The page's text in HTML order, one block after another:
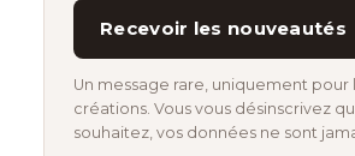
Recevoir les nouveautés
Un message rare, uniquement pour
créations. Vous vous désinscrivez
souhaitez, vos données ne sont